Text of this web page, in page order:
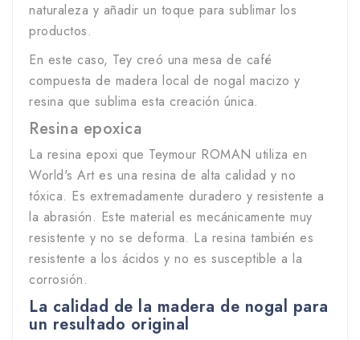
naturaleza y añadir un toque para sublimar los
productos.
En este caso, Tey creó una mesa de café
compuesta de madera local de nogal macizo y
resina que sublima esta creación única.
Resina epoxica
La resina epoxi que Teymour ROMAN utiliza en
World's Art es una resina de alta calidad y no
tóxica. Es extremadamente duradero y resistente a
la abrasión. Este material es mecánicamente muy
resistente y no se deforma. La resina también es
resistente a los ácidos y no es susceptible a la
corrosión.
La calidad de la madera de nogal para
un resultado original